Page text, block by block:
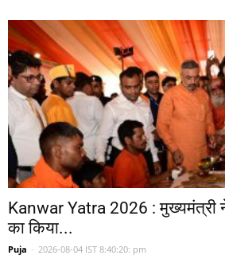
Kanwar Yatra 2026 : मुख्यमंत्री ने
का किया...
Puja - 2026-08-04 IST 8:40:20: pm